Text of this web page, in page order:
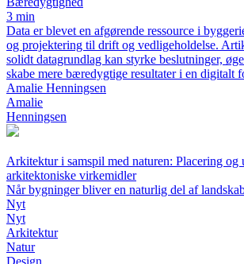
3 min
Data er blevet en afgørende ressource i
og projektering til drift og vedligeholdelse.
solidt datagrundlag kan styrke beslutninger,
skabe mere bæredygtige resultater i en digitalt
Amalie Henningsen
Amalie
Henningsen
Arkitektur i samspil med naturen: Placering og
arkitektoniske virkemidler
Når bygninger bliver en naturlig del af
Nyt
Nyt
Arkitektur
Natur